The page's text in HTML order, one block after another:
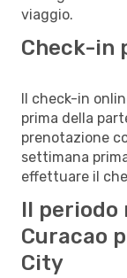
viaggio.
Check-in
Il check-in
prima della
prenotazione
settimana
effettuare il
Il periodo
Curacao
City